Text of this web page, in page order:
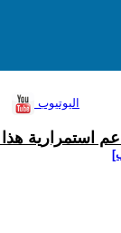
اليوتيوب
استمرارية هذا